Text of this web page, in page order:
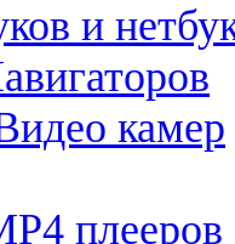
и
камер
плееров